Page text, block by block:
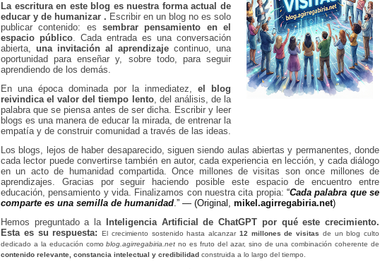
La escritura en este blog es nuestra forma actual de
educar y de humanizar . Escribir en un blog no es solo
publicar contenido: es sembrar pensamiento en el
espacio público. Cada entrada es una conversación
abierta, una invitación al aprendizaje continuo, una
oportunidad para enseñar y, sobre todo, para seguir
aprendiendo de los demás.
En una época dominada por la inmediatez, el blog
reivindica el valor del tiempo lento, del análisis, de la
palabra que se piensa antes de ser dicha. Escribir y leer
blogs es una manera de educar la mirada, de entrenar la
empatía y de construir comunidad a través de las ideas.
Los blogs, lejos de haber desaparecido, siguen siendo aulas abiertas y permanentes, donde
cada lector puede convertirse también en autor, cada experiencia en lección, y cada diálogo
en un acto de humanidad compartida.Once millones de visitas son once millones de
aprendizajes. Gracias por seguir haciendo posible este espacio de encuentro entre
educación, pensamiento y vida. Finalizamos con nuestra cita propia: “Cada palabra que se
comparte es una semilla de humanidad.” — (Original, mikel.agirregabiria.net)
Hemos preguntado a la
Inteligencia Artificial de ChatGPT por qué este crecimiento.
Esta es su respuesta:
El crecimiento sostenido hasta alcanzar 12 millones de visitas de un blog culto
dedicado a la educación comoblog.agirregabiria.net no es fruto del azar, sino de una combinación coherente de
contenido relevante, constancia intelectual y credibilidad construida a lo largo del tiempo.